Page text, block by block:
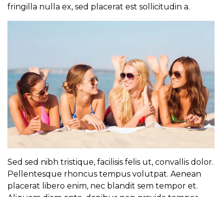
fringilla nulla ex, sed placerat est sollicitudin a.
Sed sed nibh tristique, facilisis felis ut, convallis dolor.
Pellentesque rhoncus tempus volutpat. Aenean
placerat libero enim, nec blandit sem tempor et.